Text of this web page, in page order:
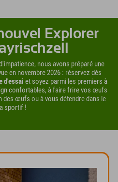
Explorer
nous avons préparé une
en novembre 2026 : réservez dès
d'essai et soyez parmi les premiers à
confortables, à faire frire vos œufs
des œufs ou à vous détendre dans le
sportif !